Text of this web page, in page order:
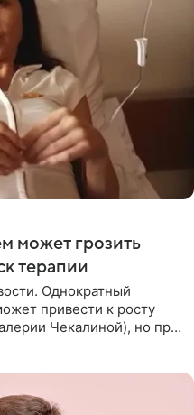
может грозить
терапии
Однократный
привести к росту
Чекалиной), но при